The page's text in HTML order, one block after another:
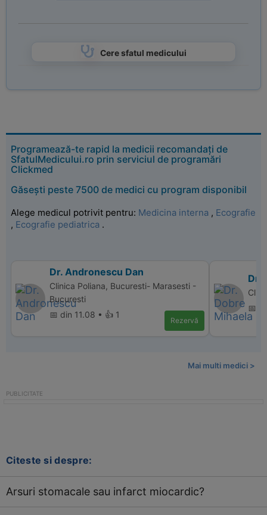
Cere sfatul medicului
Programează-te rapid la medicii recomandați de
SfatulMedicului.ro prin serviciul de programări
Clickmed
Găsești peste 7500 de medici cu program disponibil
Alege medicul potrivit pentru: Medicina interna , Ecografie
, Ecografie pediatrica .
Dr. Andronescu Dan
Clinica Poliana, Bucuresti- Marasesti -
Bucuresti
📅 din 11.08 • 👍 1
Rezervă
Dr.
📅
Mai multi medici >
Citeste si despre:
Arsuri stomacale sau infarct miocardic?